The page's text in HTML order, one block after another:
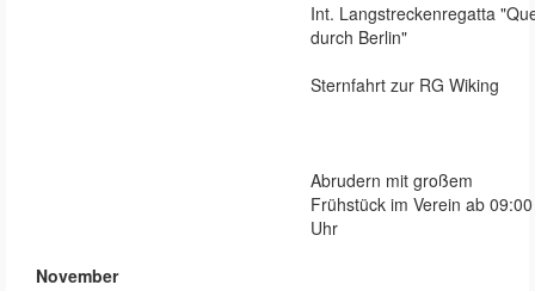
Int. Langstreckenregatta
durch Berlin"
Sternfahrt zur RG Wiking
Abrudern mit großem
Frühstück im Verein ab 09:00
Uhr
November